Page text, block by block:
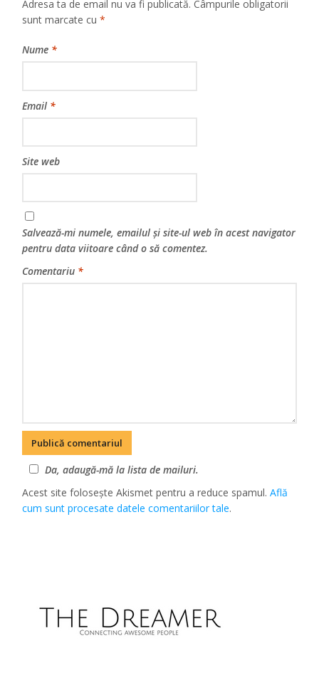
Adresa ta de email nu va fi publicată. Câmpurile obligatorii
sunt marcate cu*
Nume *
Email *
Site web
Salvează-mi numele, emailul și site-ul web în acest navigator
pentru data viitoare când o să comentez.
Comentariu *
Da, adaugă-mă la lista de mailuri.
Acest site folosește Akismet pentru a reduce spamul.Află
cum sunt procesate datele comentariilor tale.